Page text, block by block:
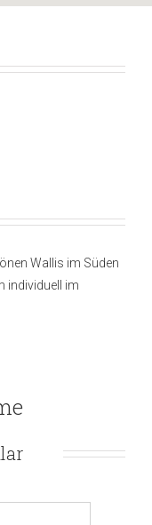
Wallis im Süden
individuell im